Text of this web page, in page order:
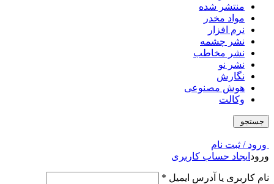
منتشر شده
مواد مخدر
نرم افزار
نشر چشمه
نشر مخاطب
نشر نو
نگارش
هوش مصنوعی
وکالت
جستجو
ورود / ثبت نام
ورود ایجاد حساب کاربری
نام کاربری یا آدرس ایمیل *